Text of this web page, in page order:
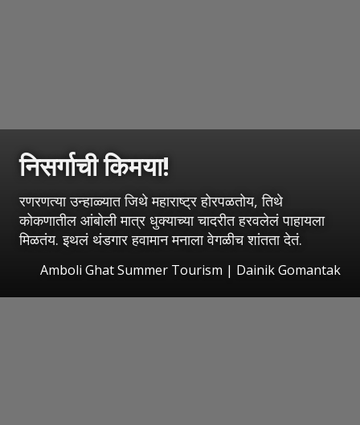
निसर्गाची किमया!
रणरणत्या उन्हाळ्यात जिथे महाराष्ट्र होरपळतोय, तिथे
कोकणातील आंबोली मात्र धुक्याच्या चादरीत हरवलेलं पाहायला
मिळतंय. इथलं थंडगार हवामान मनाला वेगळीच शांतता देतं.
Amboli Ghat Summer Tourism | Dainik Gomantak